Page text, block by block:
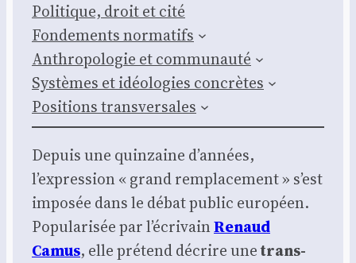
Poli­tique, droit et cité
Fon­de­ments nor­ma­tifs
Anthro­po­lo­gie et com­mu­nau­té
Sys­tèmes et idéo­lo­gies concrètes
Posi­tions trans­ver­sales
Depuis une quin­zaine d’années,
l’expression « grand rem­pla­ce­ment » s’est
impo­sée dans le débat public euro­péen.
Popu­la­ri­sée par l’écrivainRenaud
Camus, elle pré­tend décrire unetrans­